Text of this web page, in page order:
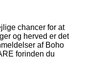
chancer for at
og herved er det
af Boho
forinden du